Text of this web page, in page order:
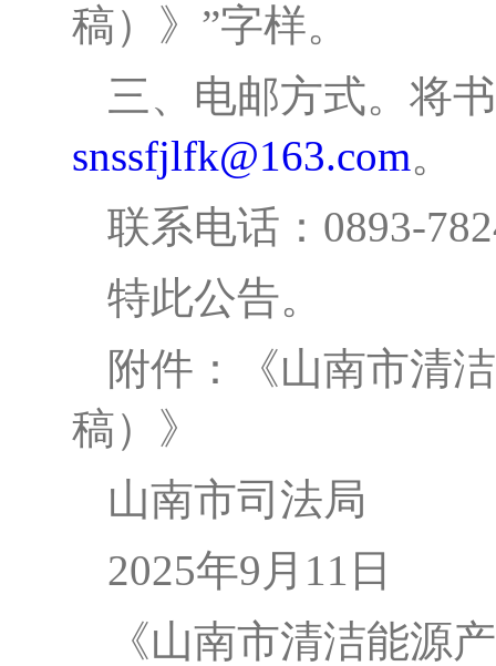
稿）》”字样。
三、电邮方式。 将
snssfjlfk@163.com。
联系电话： 0893-
特此公告。
附件：《山南市清
稿）》
山南市司法局
2025年9月 11 日
《山南市清洁能源